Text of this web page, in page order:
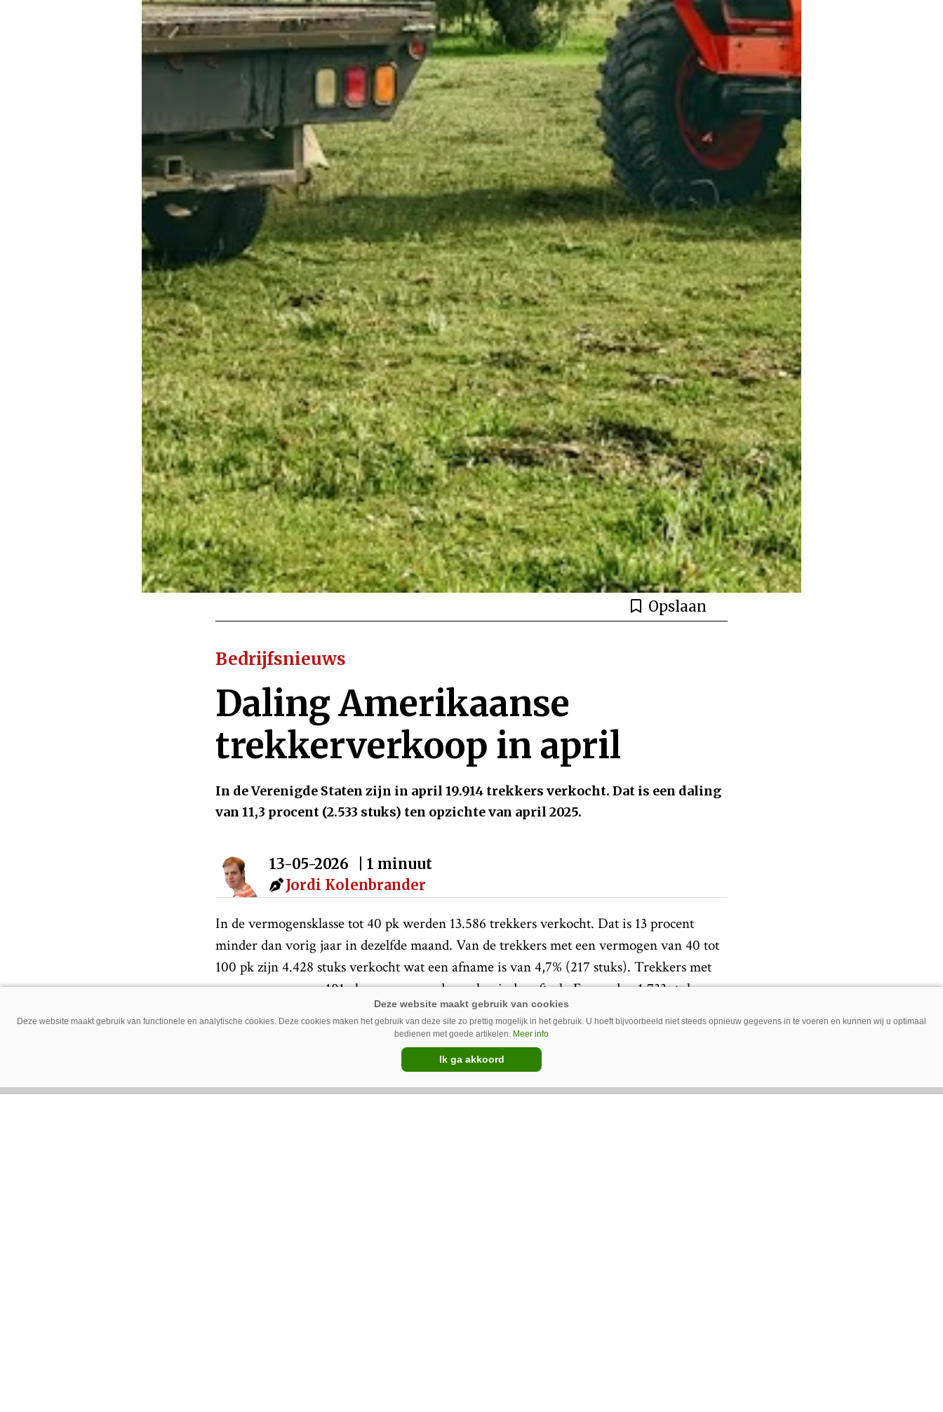
Opslaan
Bedrijfsnieuws
Daling Amerikaanse
trekkerverkoop in april
In de Verenigde Staten zijn in april 19.914 trekkers verkocht. Dat is een daling
van 11,3 procent (2.533 stuks) ten opzichte van april 2025.
13-05-2026
| 1 minuut
Jordi Kolenbrander
In de vermogensklasse tot 40 pk werden 13.586 trekkers verkocht. Dat is 13 procent
minder dan vorig jaar in dezelfde maand. Van de trekkers met een vermogen van 40 tot
100 pk zijn 4.428 stuks verkocht wat een afname is van 4,7% (217 stuks). Trekkers met
een vermogen van 101 pk en meer vonden ook minder aftrek. Er werden 1.733 stuks
verkocht wat een afname is van 8 procent (153 stuks). De verkoop van kniktrekkers bleef
steken op 167 stuks wat een afname is van 42,6 procent (124 stuks).
Maak ons uw Google-favoriet
Deze website maakt gebruik van functionele en analytische cookies. Deze cookies maken het gebruik van deze site zo prettig mogelijk in het gebruik. U hoeft bijvoorbeeld niet steeds opnieuw gegevens in te voeren en kunnen wij u optimaal
bedienen met goede artikelen. Meer info
Ik ga akkoord